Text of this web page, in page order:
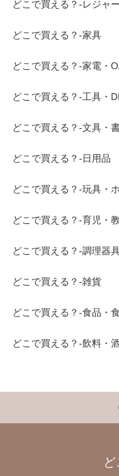
どこで買える？-レジャ
どこで買える？-家具
どこで買える？-家電・
どこで買える？-工具・
どこで買える？-文具・
どこで買える？-日用品
どこで買える？-玩具・
どこで買える？-育児・
どこで買える？-調理器
どこで買える？-雑貨
どこで買える？-食品・
どこで買える？-飲料・